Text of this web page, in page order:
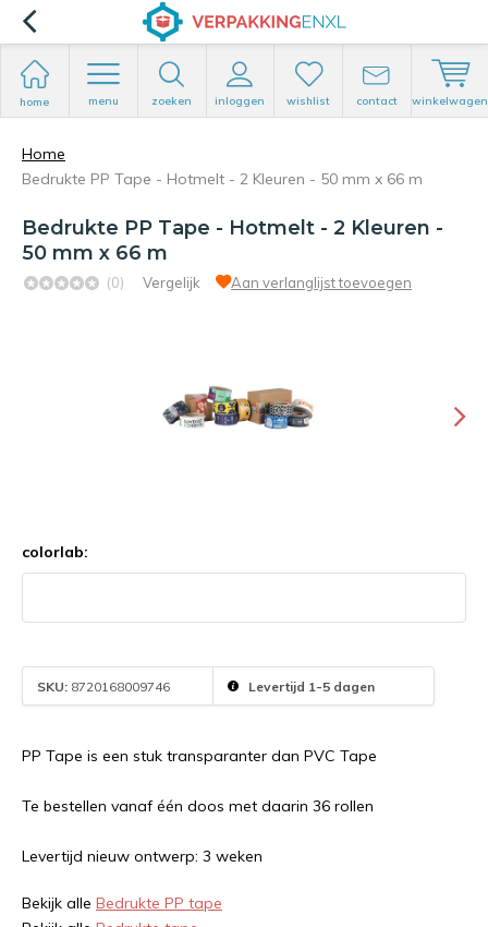
home menu zoeken inloggen wishlist contact winkelwagen
Home
Bedrukte PP Tape - Hotmelt - 2 Kleuren - 50 mm x 66 m
Bedrukte PP Tape - Hotmelt - 2 Kleuren -
50 mm x 66 m
(0) Vergelijk Aan verlanglijst toevoegen
colorlab:
SKU: 8720168009746 Levertijd 1-5 dagen
PP Tape is een stuk transparanter dan PVC Tape
Te bestellen vanaf één doos met daarin 36 rollen
Levertijd nieuw ontwerp: 3 weken
Bekijk alle Bedrukte PP tape